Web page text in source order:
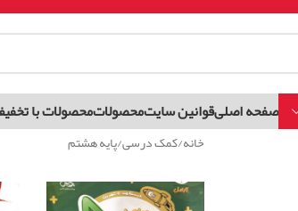
صفحه اصلیقوانین سایتمحصولاتمحصولات با
خانه کمک درسی پایه هشتم